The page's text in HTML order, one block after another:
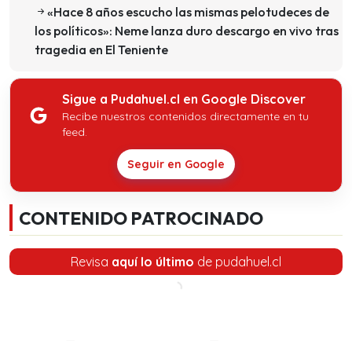
«Hace 8 años escucho las mismas pelotudeces de
los políticos»: Neme lanza duro descargo en vivo tras
tragedia en El Teniente
Sigue a Pudahuel.cl en Google Discover
Recibe nuestros contenidos directamente en tu
feed.
Seguir en Google
CONTENIDO PATROCINADO
Revisa aquí lo último de pudahuel.cl